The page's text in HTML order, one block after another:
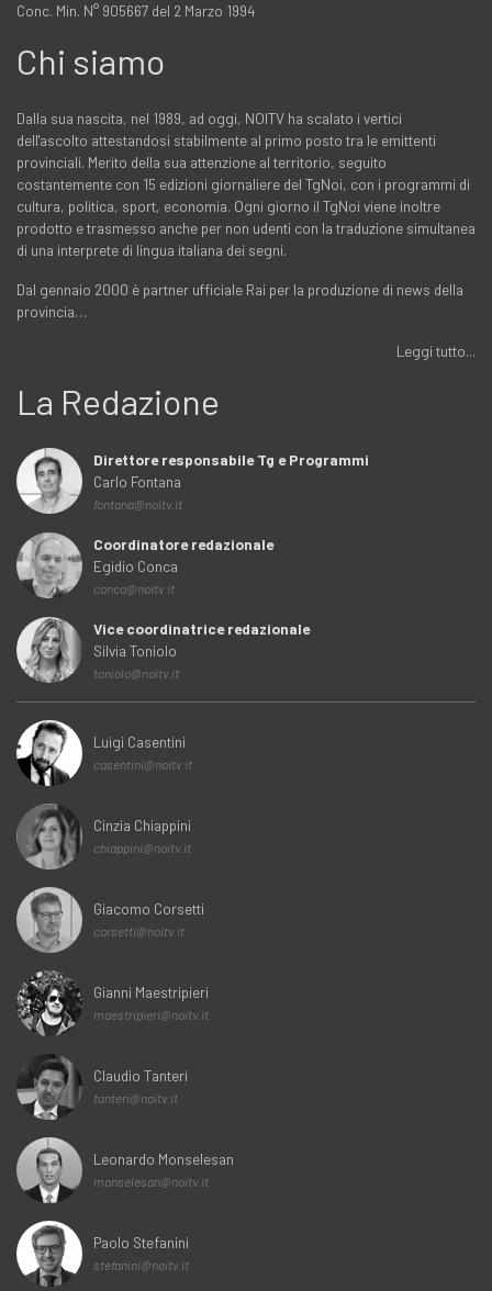
Conc. Min. N° 905667 del 2 Marzo 1994
Chi siamo
Dalla sua nascita, nel 1989, ad oggi, NOITV ha scalato i vertici
dell'ascolto attestandosi stabilmente al primo posto tra le emittenti
provinciali. Merito della sua attenzione al territorio, seguito
costantemente con 15 edizioni giornaliere del TgNoi, con i programmi di
cultura, politica, sport, economia. Ogni giorno il TgNoi viene inoltre
prodotto e trasmesso anche per non udenti con la traduzione simultanea
di una interprete di lingua italiana dei segni.
Dal gennaio 2000 è partner ufficiale Rai per la produzione di news della
provincia…
Leggi tutto...
La Redazione
Direttore responsabile Tg e Programmi
Carlo Fontana
fontana@noitv.it
Coordinatore redazionale
Egidio Conca
conca@noitv.it
Vice coordinatrice redazionale
Silvia Toniolo
toniolo@noitv.it
Luigi Casentini
casentini@noitv.it
Cinzia Chiappini
chiappini@noitv.it
Giacomo Corsetti
corsetti@noitv.it
Gianni Maestripieri
maestripieri@noitv.it
Claudio Tanteri
tanteri@noitv.it
Leonardo Monselesan
monselesan@noitv.it
Paolo Stefanini
stefanini@noitv.it